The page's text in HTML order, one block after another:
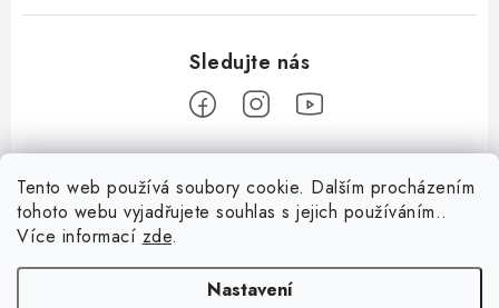
Tento web používá soubory cookie. Dalším procházením
tohoto webu vyjadřujete souhlas s jejich používáním..
Více informací zde.
Nastavení
Z
Informace pro vás
KONTAKTY